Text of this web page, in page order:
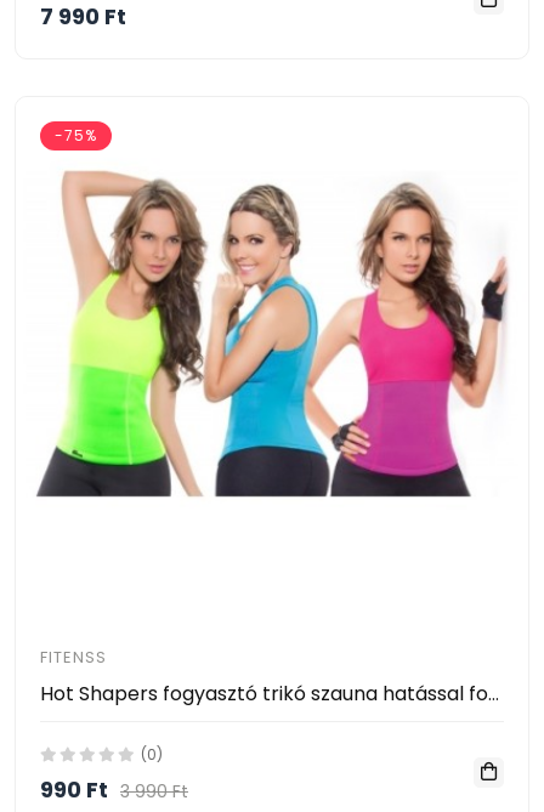
7 990 Ft
-75%
FITENSS
Hot Shapers fogyasztó trikó szauna hatással fogyásra és edzésre
(0)
990 Ft 3 990 Ft